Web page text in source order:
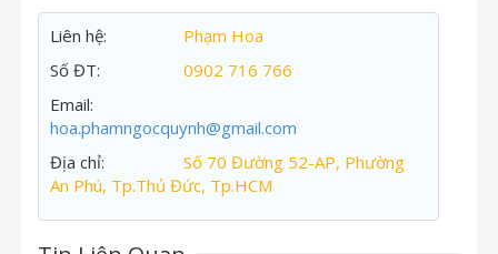
Liên hệ:
Phạm Hoa
Số ĐT:
0902 716 766
Email:
hoa.phamngocquynh@gmail.com
Địa chỉ:
Số 70 Đường 52-AP, Phường
An Phú, Tp.Thủ Đức, Tp.HCM